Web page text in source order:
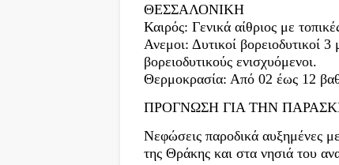
ΘΕΣΣΑΛΟΝΙΚΗ
Καιρός: Γενικά αίθριος με
Ανεμοι: Δυτικοί βορειοδυτικοί
βορειοδυτικούς ενισχυόμενοι.
Θερμοκρασία: Από 02 έως 12
ΠΡΟΓΝΩΣΗ ΓΙΑ ΤΗΝ
Νεφώσεις παροδικά αυξημένες
της Θράκης και στα νησιά του